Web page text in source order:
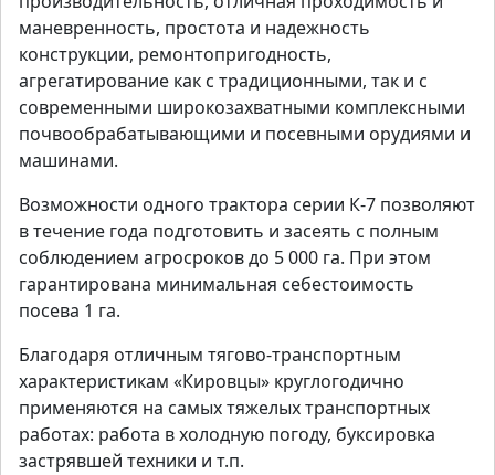
маневренность, простота и надежность
конструкции, ремонтопригодность,
агрегатирование как c традиционными, так и c
современными широкозахватными комплексными
почвообрабатывающими и посевными орудиями и
машинами.
Возможности одного трактора серии К-7 позволяют
в течение года подготовить и засеять с полным
соблюдением агросроков до 5 000 га. При этом
гарантирована минимальная себестоимость
посева 1 га.
Благодаря отличным тягово-транспортным
характеристикам «Кировцы» круглогодично
применяются на самых тяжелых транспортных
работах: работа в холодную погоду, буксировка
застрявшей техники и т.п.